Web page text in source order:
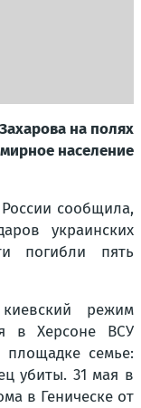
на полях
население
сообщила,
украинских
погибли пять
режим
в Херсоне ВСУ
семье:
убиты. 31 мая в
в Геническе от